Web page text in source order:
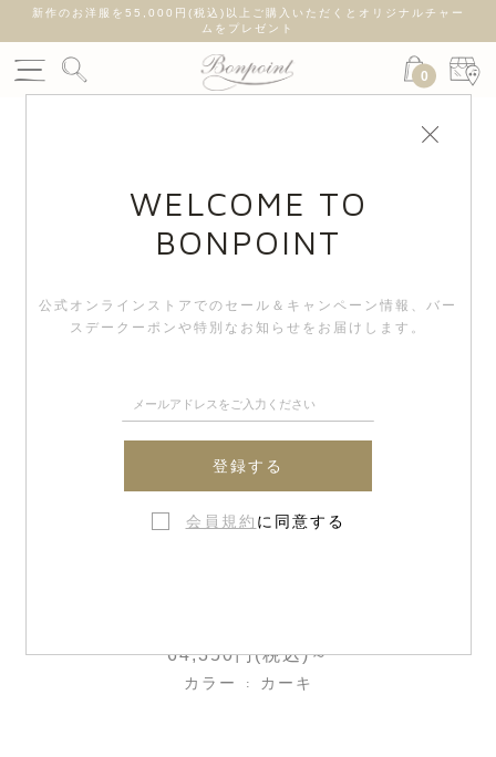
新作のお洋服を55,000円(税込)以上ご購入いただくとオリジナルチャー
ムをプレゼント
0
64,350円(税込)～
カラー : カーキ
WELCOME TO
BONPOINT
公式オンラインストアでのセール＆キャンペーン情報、 バー
スデークーポンや特別なお知らせをお届けします。
登録する
会員規約 に同意する